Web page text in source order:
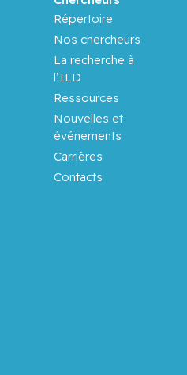
Aloyz,
Raquel
Anidjar,
Maurice
Antoniou,
John
Répertoire
Nos chercheurs
La recherche à
l’ILD
Ressources
Nouvelles et
événements
Carrières
Contacts